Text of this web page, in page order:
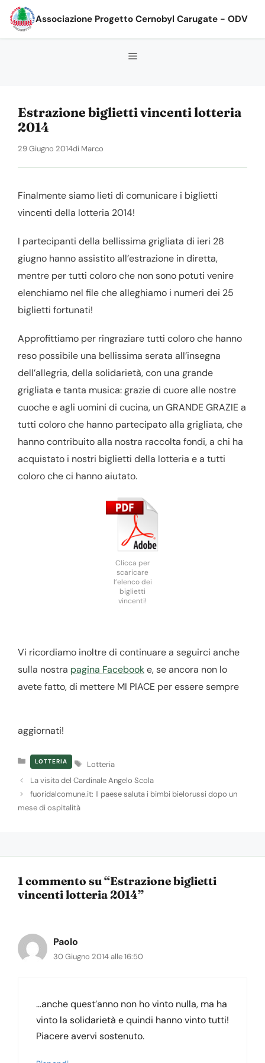
Associazione Progetto Cernobyl Carugate - ODV
Estrazione biglietti vincenti lotteria
2014
29 Giugno 2014di Marco
Finalmente siamo lieti di comunicare i biglietti
vincenti della lotteria 2014!
I partecipanti della bellissima grigliata di ieri 28
giugno hanno assistito all’estrazione in diretta,
mentre per tutti coloro che non sono potuti venire
elenchiamo nel file che alleghiamo i numeri dei 25
biglietti fortunati!
Approfittiamo per ringraziare tutti coloro che hanno
reso possibile una bellissima serata all’insegna
dell’allegria, della solidarietà, con una grande
grigliata e tanta musica: grazie di cuore alle nostre
cuoche e agli uomini di cucina, un GRANDE GRAZIE a
tutti coloro che hanno partecipato alla grigliata, che
hanno contribuito alla nostra raccolta fondi, a chi ha
acquistato i nostri biglietti della lotteria e a tutti
coloro che ci hanno aiutato.
Clicca per
scaricare
l’elenco dei
biglietti
vincenti!
Vi ricordiamo inoltre di continuare a seguirci anche
sulla nostra pagina Facebooke, se ancora non lo
avete fatto, di mettere MI PIACE per essere sempre
aggiornati!
Categorie
LOTTERIA Tag
Lotteria
La visita del Cardinale Angelo Scola
fuoridalcomune.it: Il paese saluta i bimbi bielorussi dopo un
mese di ospitalità
1 commento su “Estrazione biglietti
vincenti lotteria 2014”
Paolo
30 Giugno 2014 alle 16:50
…anche quest’anno non ho vinto nulla, ma ha
vinto la solidarietà e quindi hanno vinto tutti!
Piacere avervi sostenuto.